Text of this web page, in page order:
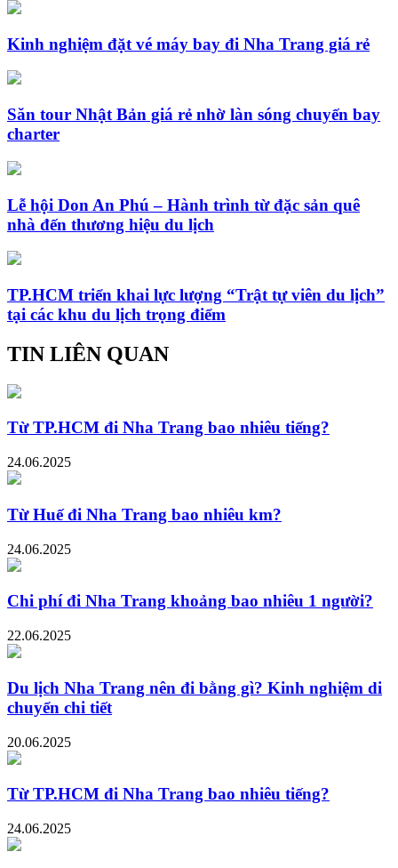
Kinh nghiệm đặt vé máy bay đi Nha Trang giá rẻ
Săn tour Nhật Bản giá rẻ nhờ làn sóng chuyến bay
charter
Lễ hội Don An Phú – Hành trình từ đặc sản quê
nhà đến thương hiệu du lịch
TP.HCM triển khai lực lượng “Trật tự viên du lịch”
tại các khu du lịch trọng điểm
TIN LIÊN QUAN
Từ TP.HCM đi Nha Trang bao nhiêu tiếng?
24.06.2025
Từ Huế đi Nha Trang bao nhiêu km?
24.06.2025
Chi phí đi Nha Trang khoảng bao nhiêu 1 người?
22.06.2025
Du lịch Nha Trang nên đi bằng gì? Kinh nghiệm di
chuyển chi tiết
20.06.2025
Từ TP.HCM đi Nha Trang bao nhiêu tiếng?
24.06.2025